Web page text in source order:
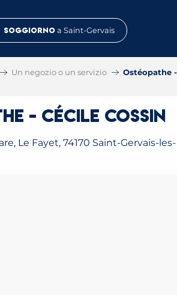
Soggiorno a Saint-Gervais
Un negozio o un servizio Ostéopathe
- Cécile Cossin
Le Fayet, 74170 Saint-Gervais-les-